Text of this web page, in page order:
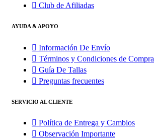
Club de Afiliadas
AYUDA & APOYO
Información De Envío
Términos y Condiciones de Compra
Guía De Tallas
Preguntas frecuentes
SERVICIO AL CLIENTE
Política de Entrega y Cambios
Observación Importante